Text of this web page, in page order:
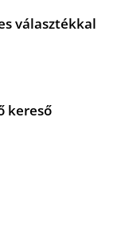
választékkal
kereső